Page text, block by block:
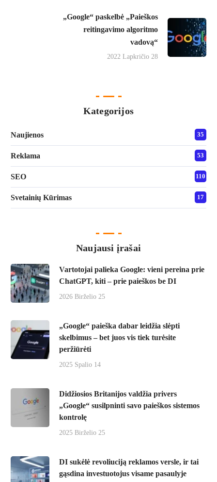
„Google“ paskelbė „Paieškos
reitingavimo algoritmo
vadovą“
2022 Lapkričio 28
Kategorijos
Naujienos 35
Reklama 53
SEO 110
Svetainių Kūrimas 17
Naujausi įrašai
Vartotojai palieka Google: vieni pereina prie
ChatGPT, kiti – prie paieškos be DI
2026 Birželio 25
„Google“ paieška dabar leidžia slėpti
skelbimus – bet juos vis tiek turėsite
peržiūrėti
2025 Spalio 14
Didžiosios Britanijos valdžia privers
„Google“ susilpninti savo paieškos sistemos
kontrolę
2025 Birželio 25
DI sukėlė revoliuciją reklamos versle, ir tai
gąsdina investuotojus visame pasaulyje